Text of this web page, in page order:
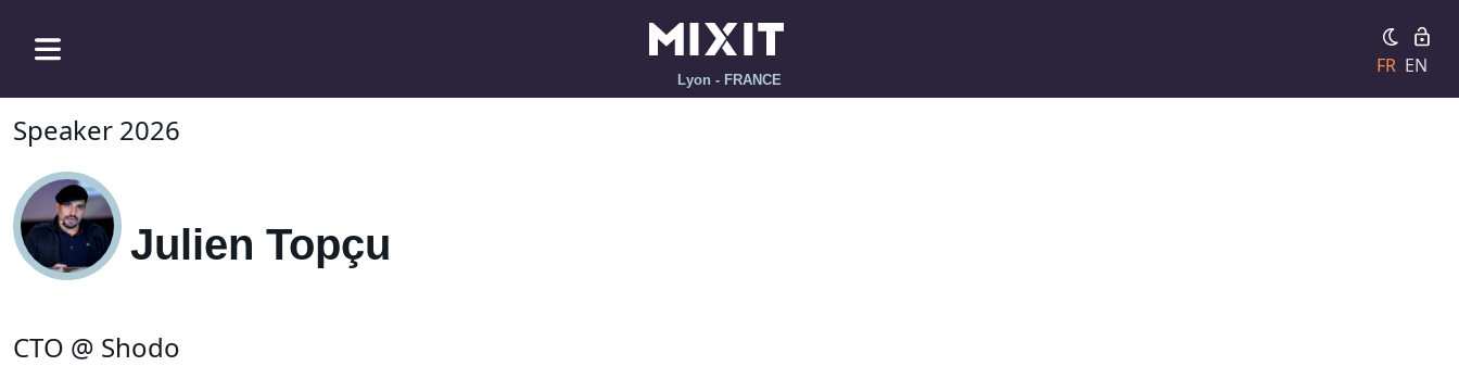
Lyon - FRANCE
FR EN
Speaker 2026
Julien Topçu
CTO @ Shodo